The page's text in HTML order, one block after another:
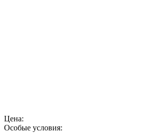
Цена:
Особые условия: